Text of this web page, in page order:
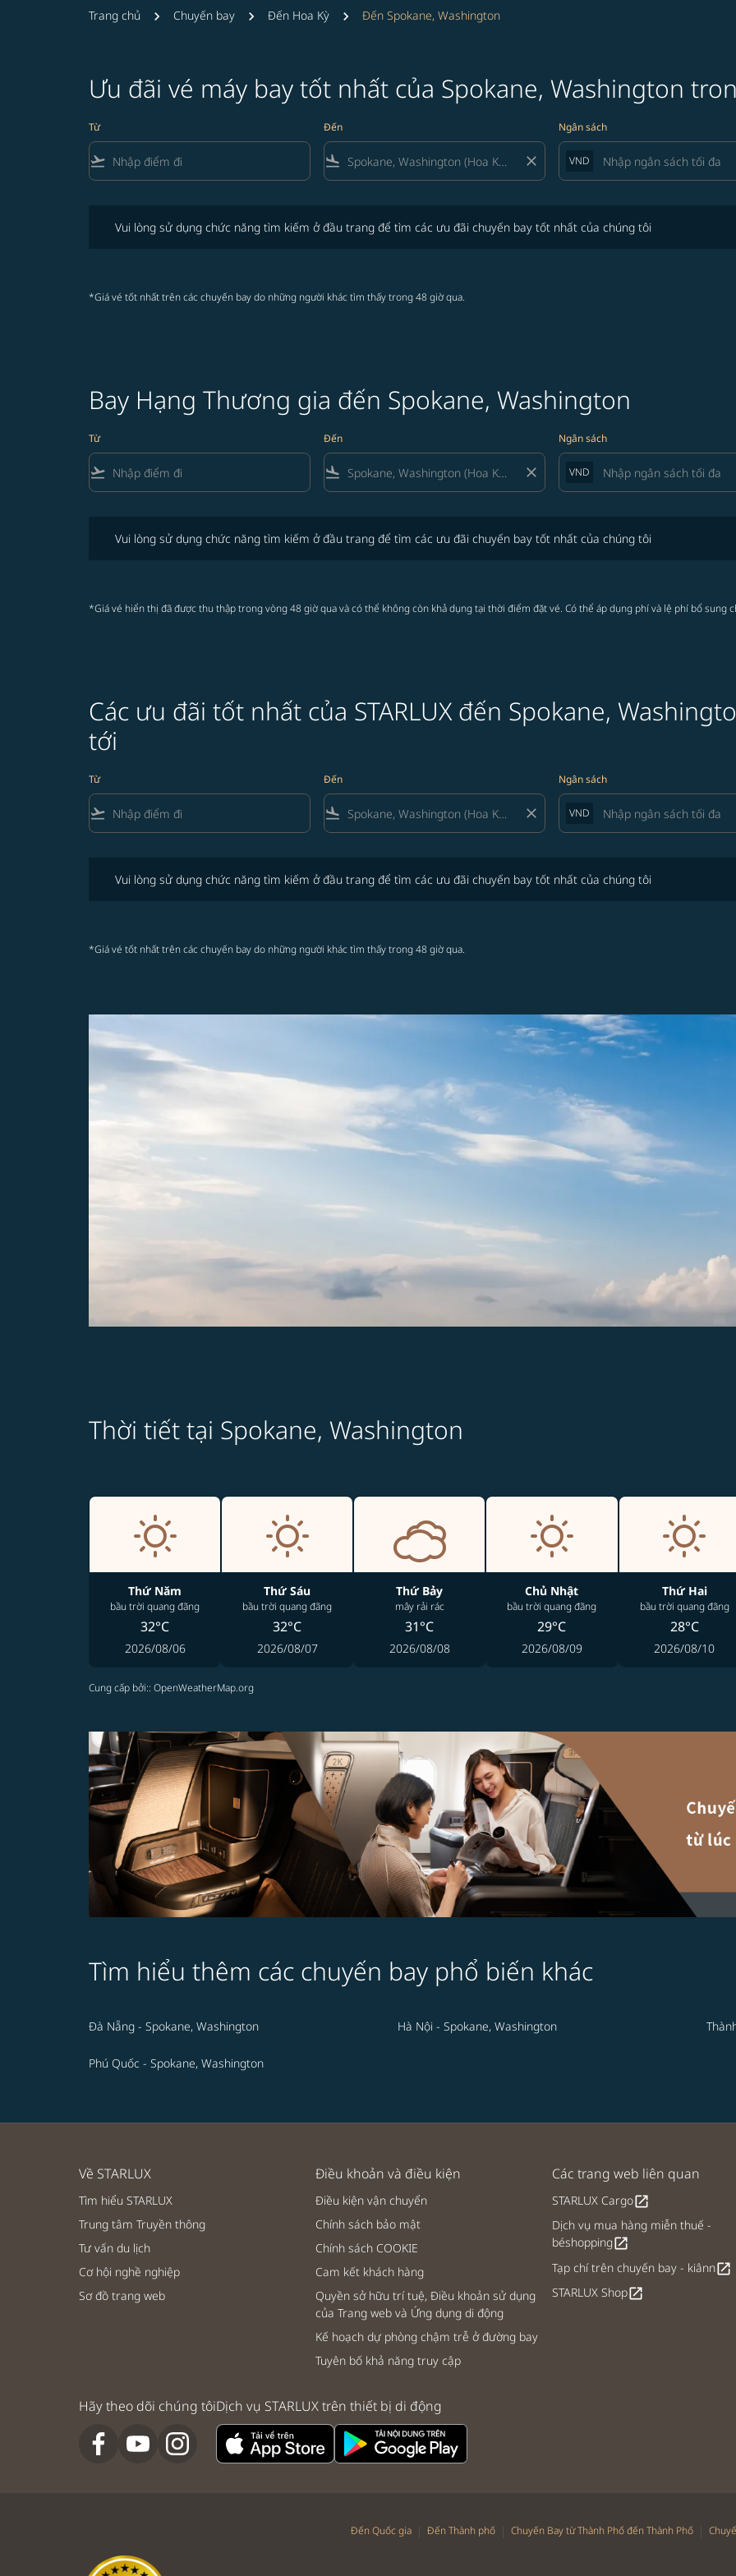
Trang chủ Chuyến bay Đến Hoa Kỳ Đến Spokane, Washington
Ưu đãi vé máy bay tốt nhất của Spokane, Washington
Từ
flight_takeoff
Đến
flight_land close
Ngân sách
VND
Vui lòng sử dụng chức năng tìm kiếm ở đầu trang để tìm các ưu đãi chuyến bay tốt nhất của chúng tôi
*Giá vé tốt nhất trên các chuyến bay do những người khác tìm thấy trong 48 giờ qua.
Bay Hạng Thương gia đến Spokane, Washington
Từ
flight_takeoff
Đến
flight_land close
Ngân sách
VND
Vui lòng sử dụng chức năng tìm kiếm ở đầu trang để tìm các ưu đãi chuyến bay tốt nhất của chúng tôi
*Giá vé hiển thị đã được thu thập trong vòng 48 giờ qua và có thể không còn khả dụng tại thời điểm đặt vé. Có thể áp dụng phí và lệ phí bổ sung
Các ưu đãi tốt nhất của STARLUX đến Spokane,
tới
Từ
flight_takeoff
Đến
flight_land close
Ngân sách
VND
Vui lòng sử dụng chức năng tìm kiếm ở đầu trang để tìm các ưu đãi chuyến bay tốt nhất của chúng tôi
*Giá vé tốt nhất trên các chuyến bay do những người khác tìm thấy trong 48 giờ qua.
Thời tiết tại Spokane, Washington
Thứ Năm
bầu trời quang đãng
32°C
2026/08/06
Thứ Sáu
bầu trời quang đãng
32°C
2026/08/07
Thứ Bảy
mây rải rác
31°C
2026/08/08
Chủ Nhật
bầu trời quang đãng
29°C
2026/08/09
Thứ Hai
bầu trời quang đãng
28°C
2026/08/10
Cung cấp bởi:: OpenWeatherMap.org
Tìm hiểu thêm các chuyến bay phổ biến khác
Đà Nẵng - Spokane, Washington Hà Nội - Spokane, Washington
Phú Quốc - Spokane, Washington
Về STARLUX
Tìm hiểu STARLUX
Trung tâm Truyền thông
Tư vấn du lịch
Cơ hội nghề nghiệp
Sơ đồ trang web
Điều khoản và điều kiện
Điều kiện vận chuyển
Chính sách bảo mật
Chính sách COOKIE
Cam kết khách hàng
Quyền sở hữu trí tuệ, Điều khoản sử dụng
của Trang web và Ứng dụng di động
Kế hoạch dự phòng chậm trễ ở đường bay
Tuyên bố khả năng truy cập
Các trang web liên quan
STARLUX Cargoopen_in_new
Dịch vụ mua hàng miễn thuế -
béshoppingopen_in_new
Tạp chí trên chuyến bay - kiânnopen_in_new
STARLUX Shopopen_in_new
Hãy theo dõi chúng tôiDịch vụ STARLUX trên thiết bị di động
Đến Quốc gia | Đến Thành phố | Chuyến Bay từ Thành Phố đến Thành Phố |